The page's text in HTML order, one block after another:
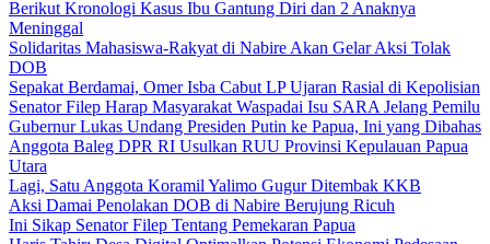
Berikut Kronologi Kasus Ibu Gantung Diri dan 2 Anaknya
Meninggal
Solidaritas Mahasiswa-Rakyat di Nabire Akan Gelar Aksi Tolak
DOB
Sepakat Berdamai, Omer Isba Cabut LP Ujaran Rasial di Kepolisian
Senator Filep Harap Masyarakat Waspadai Isu SARA Jelang Pemilu
Gubernur Lukas Undang Presiden Putin ke Papua, Ini yang Dibahas
Anggota Baleg DPR RI Usulkan RUU Provinsi Kepulauan Papua
Utara
Lagi, Satu Anggota Koramil Yalimo Gugur Ditembak KKB
Aksi Damai Penolakan DOB di Nabire Berujung Ricuh
Ini Sikap Senator Filep Tentang Pemekaran Papua